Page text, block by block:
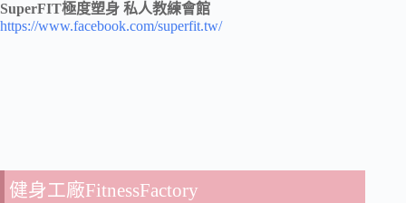
SuperFIT極度塑身 私人教練會館
https://www.facebook.com/superfit.tw/
健身工廠FitnessFactory